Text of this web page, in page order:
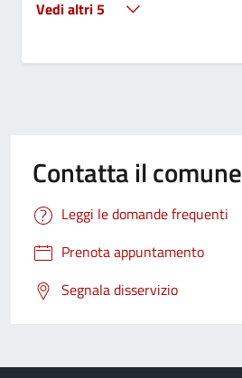
Vedi altri 5
Contatta il comune
Leggi le domande frequenti
Prenota appuntamento
Segnala disservizio